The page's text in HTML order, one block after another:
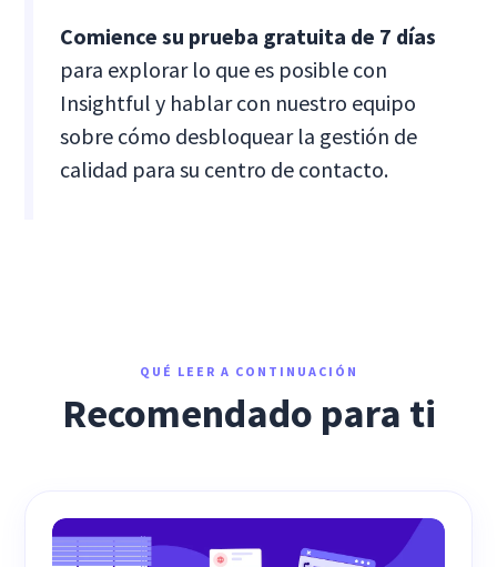
Comience su prueba gratuita de 7 días
para explorar lo que es posible con
Insightful y hablar con nuestro equipo
sobre cómo desbloquear la gestión de
calidad para su centro de contacto.
QUÉ LEER A CONTINUACIÓN
Recomendado para ti